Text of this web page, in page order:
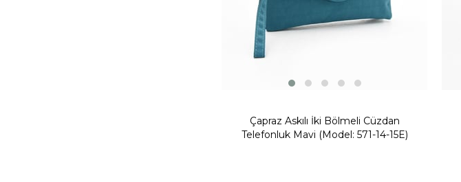
Çapraz Askılı İki Bölmeli Cüzdan
Telefonluk Mavi (Model: 571-14-15E)